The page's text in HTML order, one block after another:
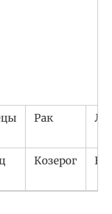
Рак
Козерог